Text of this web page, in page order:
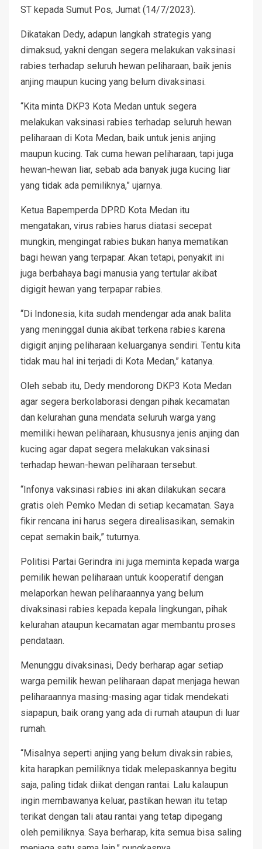
ST kepada Sumut Pos, Jumat (14/7/2023).
Dikatakan Dedy, adapun langkah strategis yang
dimaksud, yakni dengan segera melakukan vaksinasi
rabies terhadap seluruh hewan peliharaan, baik jenis
anjing maupun kucing yang belum divaksinasi.
“Kita minta DKP3 Kota Medan untuk segera
melakukan vaksinasi rabies terhadap seluruh hewan
peliharaan di Kota Medan, baik untuk jenis anjing
maupun kucing. Tak cuma hewan peliharaan, tapi juga
hewan-hewan liar, sebab ada banyak juga kucing liar
yang tidak ada pemiliknya,” ujarnya.
Ketua Bapemperda DPRD Kota Medan itu
mengatakan, virus rabies harus diatasi secepat
mungkin, mengingat rabies bukan hanya mematikan
bagi hewan yang terpapar. Akan tetapi, penyakit ini
juga berbahaya bagi manusia yang tertular akibat
digigit hewan yang terpapar rabies.
“Di Indonesia, kita sudah mendengar ada anak balita
yang meninggal dunia akibat terkena rabies karena
digigit anjing peliharaan keluarganya sendiri. Tentu kita
tidak mau hal ini terjadi di Kota Medan,” katanya.
Oleh sebab itu, Dedy mendorong DKP3 Kota Medan
agar segera berkolaborasi dengan pihak kecamatan
dan kelurahan guna mendata seluruh warga yang
memiliki hewan peliharaan, khususnya jenis anjing dan
kucing agar dapat segera melakukan vaksinasi
terhadap hewan-hewan peliharaan tersebut.
“Infonya vaksinasi rabies ini akan dilakukan secara
gratis oleh Pemko Medan di setiap kecamatan. Saya
fikir rencana ini harus segera direalisasikan, semakin
cepat semakin baik,” tuturnya.
Politisi Partai Gerindra ini juga meminta kepada warga
pemilik hewan peliharaan untuk kooperatif dengan
melaporkan hewan peliharaannya yang belum
divaksinasi rabies kepada kepala lingkungan, pihak
kelurahan ataupun kecamatan agar membantu proses
pendataan.
Menunggu divaksinasi, Dedy berharap agar setiap
warga pemilik hewan peliharaan dapat menjaga hewan
peliharaannya masing-masing agar tidak mendekati
siapapun, baik orang yang ada di rumah ataupun di luar
rumah.
“Misalnya seperti anjing yang belum divaksin rabies,
kita harapkan pemiliknya tidak melepaskannya begitu
saja, paling tidak diikat dengan rantai. Lalu kalaupun
ingin membawanya keluar, pastikan hewan itu tetap
terikat dengan tali atau rantai yang tetap dipegang
oleh pemiliknya. Saya berharap, kita semua bisa saling